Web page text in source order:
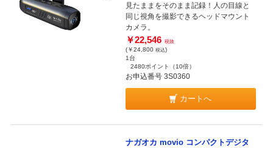
見たままをそのまま記録！人の目線と
同じ視角を撮影できるヘッドマウント
カメラ。
￥22,546 税抜
(￥24,800 税込)
1台
2480ポイント
（10倍）
お申込番号 3S0360
カートへ
ナガオカ movio コンパクトデジタ